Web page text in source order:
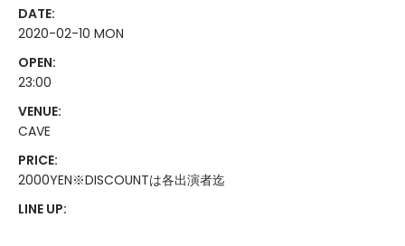
DATE:
2020-02-10 MON
OPEN:
23:00
VENUE:
CAVE
PRICE:
2000YEN※DISCOUNTは各出演者迄
LINE UP: